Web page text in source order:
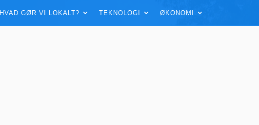
HVAD GØR VI LOKALT? TEKNOLOGI ØKONOMI